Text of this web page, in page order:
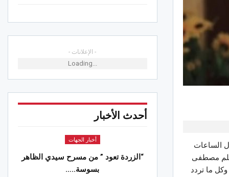
الساعات
مصطفى
ما تردد
- الإعلانات -
Loading...
أحدث الأخبار
أخبار الجهات
“الزردة تعود ” من مسرح سيدي الظاهر
بسوسة..…